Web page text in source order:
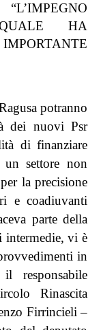
HA
potranno
dei nuovi Psr
di finanziare
settore non
la precisione
e coadiuvanti
parte della
intermedie, vi è
in
responsabile
Rinascita
Firrincieli –